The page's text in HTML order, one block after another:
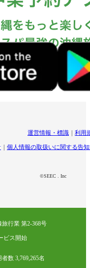
運営情報・標識 利用
個人情報の取扱いに関する告
©SEEC . Inc
行業 第2-368号
ビス開始
数 3,769,265名